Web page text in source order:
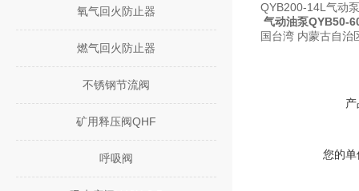
氧气回火防止器
燃气回火防止器
不锈钢节流阀
矿用释压阀QHF
呼吸阀
QYB200-14L气动
气动油泵QYB50-
国台湾 内蒙古自治
您的单